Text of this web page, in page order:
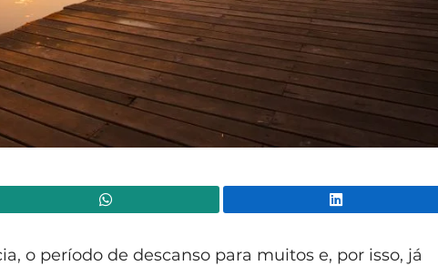
o período de descanso para muitos e, por isso, já